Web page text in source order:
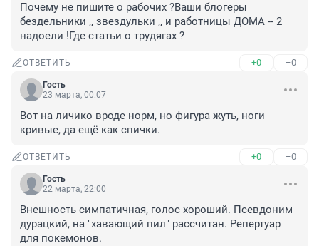
Почему не пишите о рабочих ?Ваши блогеры
бездельники ,, звездульки ,, и работницы ДОМА -- 2
надоели !Где статьи о трудягах ?
ОТВЕТИТЬ +0 –0
Гость
23 марта, 00:07
Вот на личико вроде норм, но фигура жуть, ноги
кривые, да ещё как спички.
ОТВЕТИТЬ +0 –0
Гость
22 марта, 22:00
Внешность симпатичная, голос хороший. Псевдоним
дурацкий, на "хавающий пил" рассчитан. Репертуар
для покемонов.